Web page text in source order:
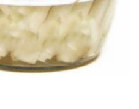
Борошно та
висівки
Подарункові
набори